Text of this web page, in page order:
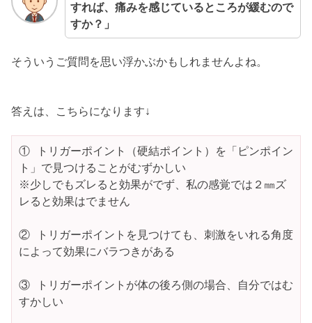
すれば、痛みを感じているところが緩むので
すか？」
そういうご質問を思い浮かぶかもしれませんよね。
答えは、こちらになります↓
① トリガーポイント（硬結ポイント）を「ピンポイン
ト」で見つけることがむずかしい
※少しでもズレると効果がでず、私の感覚では２㎜ズ
レると効果はでません
② トリガーポイントを見つけても、刺激をいれる角度
によって効果にバラつきがある
③ トリガーポイントが体の後ろ側の場合、自分ではむ
すかしい